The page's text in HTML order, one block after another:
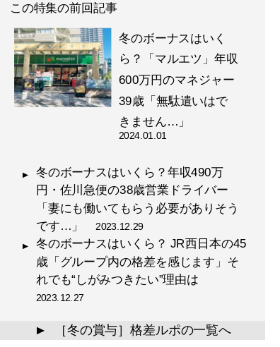
この特集の前回記事
冬のボーナスはいく
ら？「マルエツ」年収
600万円のマネジャー
39歳「無駄遣いはで
きません…」
2024.01.01
冬のボーナスはいくら？年収490万
円・佐川急便の38歳営業ドライバー
「妻にも働いてもらう必要がありそう
です…」 2023.12.29
冬のボーナスはいくら？ JR西日本の45
歳「グループ内の格差を感じます」そ
れでも“しがみつきたい”理由は
2023.12.27
▲ ［冬の賞与］格差ルポの一覧へ